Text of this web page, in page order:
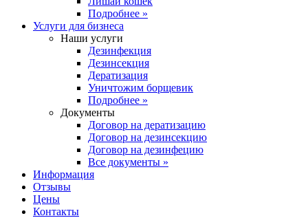
Подробнее »
Услуги для бизнеса
Наши услуги
Дезинфекция
Дезинсекция
Дератизация
Уничтожим борщевик
Подробнее »
Документы
Договор на дератизацию
Договор на дезинсекцию
Договор на дезинфецию
Все документы »
Информация
Отзывы
Цены
Контакты